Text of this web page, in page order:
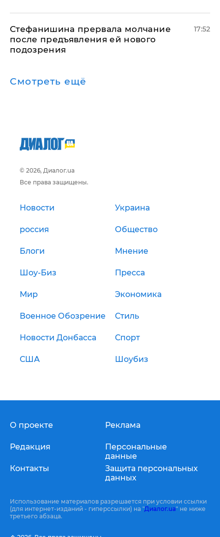
Стефанишина прервала молчание
после предъявления ей нового
подозрения
17:52
Смотреть ещё
© 2026, Диалог.ua
Все права защищены.
Новости Украина
россия Общество
Блоги Мнение
Шоу-Биз Пресса
Мир Экономика
Военное Обозрение Стиль
Новости Донбасса Спорт
США Шоубиз
О проекте
Редакция
Контакты
Реклама
Персональные
данные
Защита персональных
данных
Использование материалов разрешается при условии ссылки
(для интернет-изданий - гиперссылки) на "Диалог.ua" не ниже
третьего абзаца.